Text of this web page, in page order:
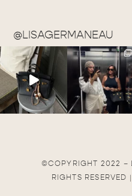
@LISAGERMANEAU
©COPYRIGHT 2022 –
RIGHTS RESERVED |